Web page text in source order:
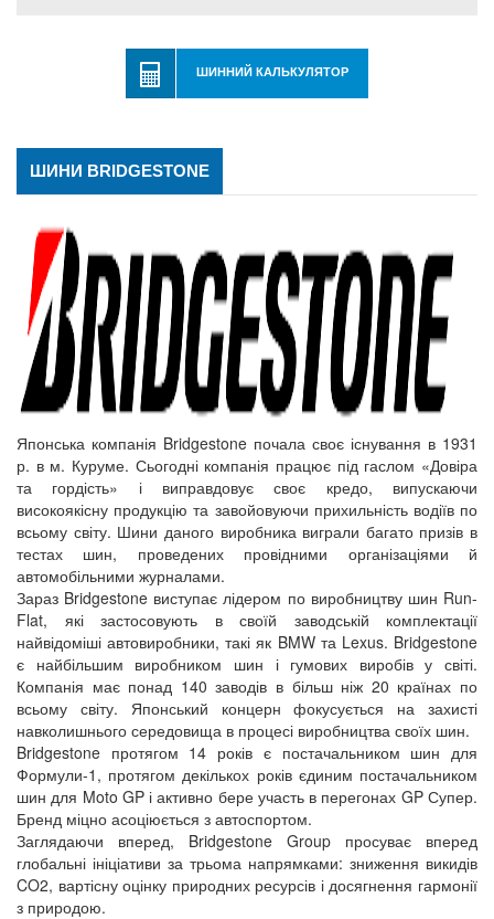
ШИННИЙ КАЛЬКУЛЯТОР
ШИНИ BRIDGESTONE
Японська компанія Bridgestone почала своє існування в 1931
р. в м. Куруме. Сьогодні компанія працює під гаслом «Довіра
та гордість» і виправдовує своє кредо, випускаючи
високоякісну продукцію та завойовуючи прихильність водіїв по
всьому світу. Шини даного виробника виграли багато призів в
тестах шин, проведених провідними організаціями й
автомобільними журналами.
Зараз Bridgestone виступає лідером по виробництву шин Run-
Flat, які застосовують в своїй заводській комплектації
найвідоміші автовиробники, такі як BMW та Lexus. Bridgestone
є найбільшим виробником шин і гумових виробів у світі.
Компанія має понад 140 заводів в більш ніж 20 країнах по
всьому світу. Японський концерн фокусується на захисті
навколишнього середовища в процесі виробництва своїх шин.
Bridgestone протягом 14 років є постачальником шин для
Формули-1, протягом декількох років єдиним постачальником
шин для Moto GP і активно бере участь в перегонах GP Супер.
Бренд міцно асоціюється з автоспортом.
Заглядаючи вперед, Bridgestone Group просуває вперед
глобальні ініціативи за трьома напрямками: зниження викидів
CO2, вартісну оцінку природних ресурсів і досягнення гармонії
з природою.